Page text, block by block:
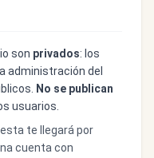
son privados: los
administración del
No se publican
usuarios.
te llegará por
cuenta con